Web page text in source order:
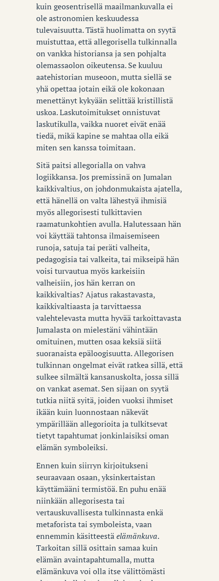
kuin geosentrisellä maailmankuvalla ei
ole astronomien keskuudessa
tulevaisuutta. Tästä huolimatta on syytä
muistuttaa, että allegorisella tulkinnalla
on vankka historiansa ja sen pohjalta
olemassaolon oikeutensa. Se kuuluu
aatehistorian museoon, mutta siellä se
yhä opettaa jotain eikä ole kokonaan
menettänyt kykyään selittää kristillistä
uskoa. Laskutoimitukset onnistuvat
laskutikulla, vaikka nuoret eivät enää
tiedä, mikä kapine se mahtaa olla eikä
miten sen kanssa toimitaan.
Sitä paitsi allegorialla on vahva
logiikkansa. Jos premissinä on Jumalan
kaikkivaltius, on johdonmukaista ajatella,
että hänellä on valta lähestyä ihmisiä
myös allegorisesti tulkittavien
raamatunkohtien avulla. Halutessaan hän
voi käyttää tahtonsa ilmaisemiseen
runoja, satuja tai peräti valheita,
pedagogisia tai valkeita, tai mikseipä hän
voisi turvautua myös karkeisiin
valheisiin, jos hän kerran on
kaikkivaltias? Ajatus rakastavasta,
kaikkivaltiaasta ja tarvittaessa
valehtelevasta mutta hyvää tarkoittavasta
Jumalasta on mielestäni vähintään
omituinen, mutten osaa keksiä siitä
suoranaista epäloogisuutta. Allegorisen
tulkinnan ongelmat eivät ratkea sillä, että
sulkee silmältä kansanuskolta, jossa sillä
on vankat asemat. Sen sijaan on syytä
tutkia niitä syitä, joiden vuoksi ihmiset
ikään kuin luonnostaan näkevät
ympärillään allegorioita ja tulkitsevat
tietyt tapahtumat jonkinlaisiksi oman
elämän symboleiksi.
Ennen kuin siirryn kirjoitukseni
seuraavaan osaan, yksinkertaistan
käyttämääni termistöä. En puhu enää
niinkään allegorisesta tai
vertauskuvallisesta tulkinnasta enkä
metaforista tai symboleista, vaan
ennemmin käsitteestäelämänkuva.
Tarkoitan sillä osittain samaa kuin
elämän avaintapahtumalla, mutta
elämänkuva voi olla itse välittömästi